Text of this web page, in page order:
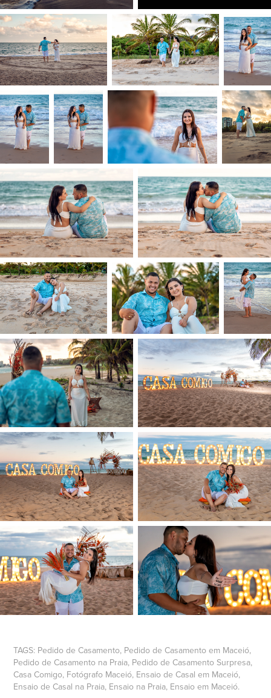
TAGS: Pedido de Casamento, Pedido de Casamento em Maceió,
Pedido de Casamento na Praia, Pedido de Casamento Surpresa,
Casa Comigo, Fotógrafo Maceió, Ensaio de Casal em Maceió,
Ensaio de Casal na Praia, Ensaio na Praia, Ensaio em Maceió.